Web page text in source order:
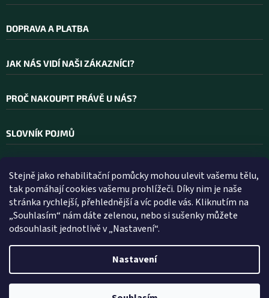
Stejně jako rehabilitační pomůcky mohou ulevit vašemu tělu,
tak pomáhají cookies vašemu prohlížeči. Díky nim je naše
stránka rychlejší, přehlednější a víc podle vás. Kliknutím na
„Souhlasím“ nám dáte zelenou, nebo si sušenky můžete
odsouhlasit jednotlivě v „Nastavení“.
Nastavení
DOPRAVA A PLATBA
JAK NÁS VIDÍ NAŠI ZÁKAZNÍCI?
PROČ NAKOUPIT PRÁVĚ U NÁS?
SLOVNÍK POJMŮ
Kontakt
INFO@WELLEA.CZ
800 200 900
602 112 602
Vytvořil Shoptet